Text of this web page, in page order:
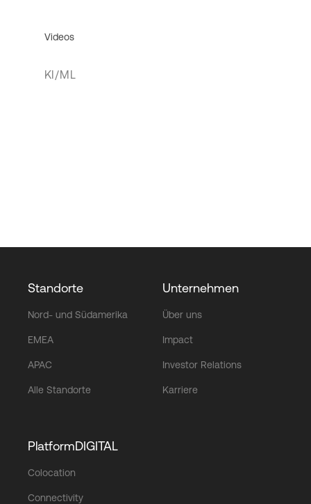
Videos
KI/ML
Standorte
Nord- und Südamerika
EMEA
APAC
Alle Standorte
Unternehmen
Über uns
Impact
Investor Relations
Karriere
PlatformDIGITAL
Colocation
Connectivity